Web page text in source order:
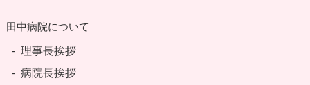
田中病院について
理事長挨拶
病院長挨拶